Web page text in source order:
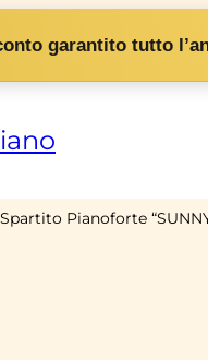
garantito tutto
Pianoforte